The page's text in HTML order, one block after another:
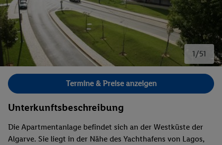
1/51
Bild 1 von 51.
Termine & Preise anzeigen
Unterkunftsbeschreibung
Die Apartmentanlage befindet sich an der Westküste der
Algarve. Sie liegt in der Nähe des Yachthafens von Lagos,